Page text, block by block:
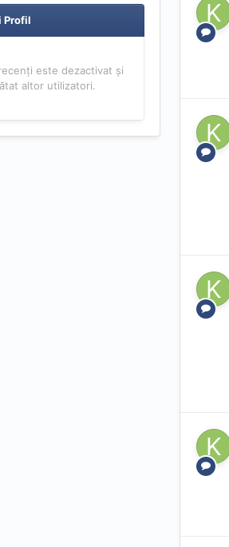
Profil
este dezactivat și
altor utilizatori.